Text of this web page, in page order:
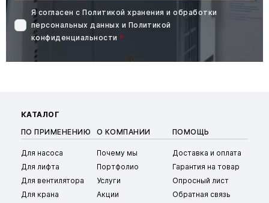
Я согласен сПолитикой хранения и обработки
персональных данных и Политикой
конфиденциальности *
КАТАЛОГ
ПО ПРИМЕНЕНИЮ
Для насоса
Для лифта
Для вентилятора
Для крана
О КОМПАНИИ
Почему мы
Портфолио
Услуги
Акции
ПОМОЩЬ
Доставка и оплата
Гарантия на товар
Опросный лист
Обратная связь